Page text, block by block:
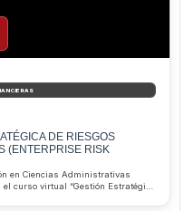
DE RIESGOS
(ENTERPRISE RISK
en Ciencias Administrativas
curso virtual “Gestión Estratégica